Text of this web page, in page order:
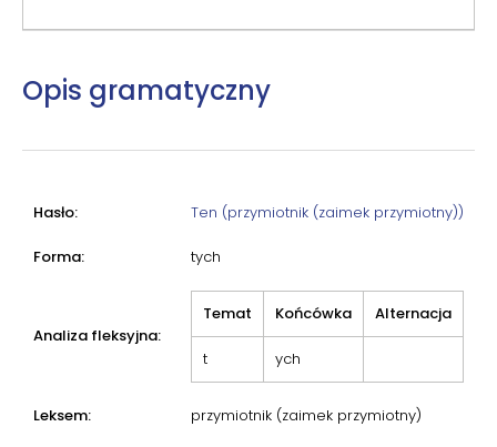
Opis gramatyczny
Hasło: Ten (przymiotnik (zaimek przymiotny))
Forma: tych
Analiza fleksyjna:
Temat Końcówka Alternacja
t ych
Leksem: przymiotnik (zaimek przymiotny)